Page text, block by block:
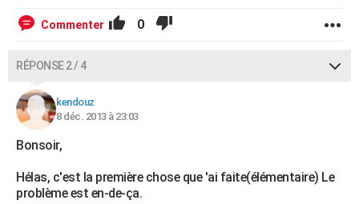
Commenter 0
RÉPONSE 2 / 4
kendouz
8 déc. 2013 à 23:03
Bonsoir,
Hélas, c'est la première chose que 'ai faite(élémentaire) Le
problème est en-de-ça.